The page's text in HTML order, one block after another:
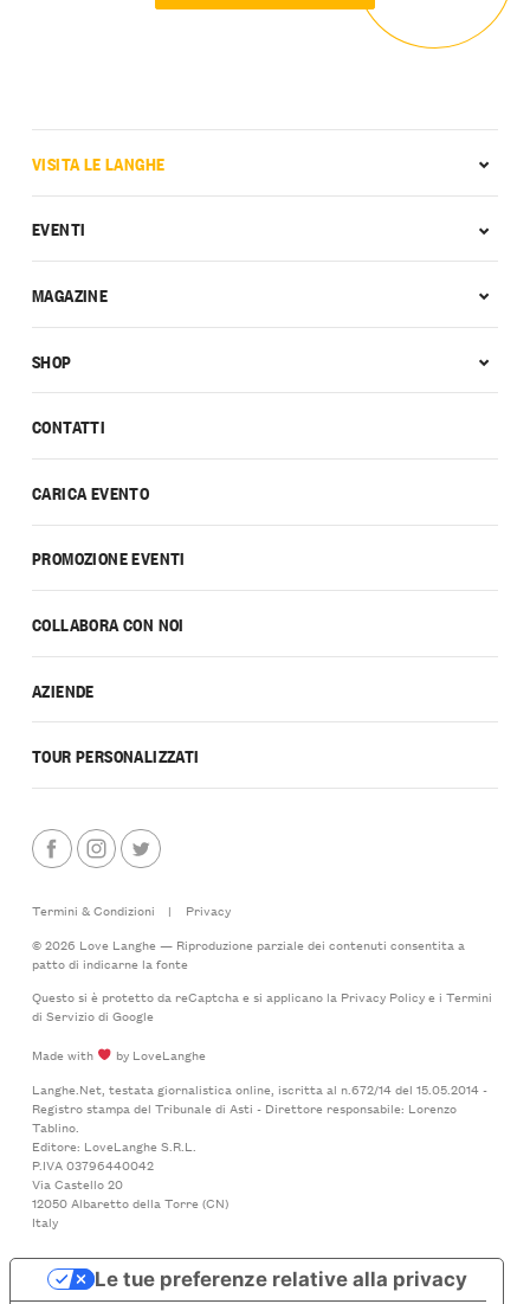
CONTATTI
CARICA EVENTO
PROMOZIONE EVENTI
COLLABORA CON NOI
AZIENDE
TOUR PERSONALIZZATI
VISITA LE LANGHE
EVENTI
MAGAZINE
SHOP
Termini & Condizioni |
Privacy
© 2026 Love Langhe — Riproduzione parziale dei contenuti consentita a
patto di indicarne la fonte
Questo si è protetto da reCaptcha e si applicano la Privacy Policye i Termini
di Serviziodi Google
Made with
by LoveLanghe
Langhe.Net, testata giornalistica online, iscritta al n.672/14 del 15.05.2014 -
Registro stampa del Tribunale di Asti - Direttore responsabile: Lorenzo
Tablino.
Editore: LoveLanghe S.R.L.
P.IVA 03796440042
Via Castello 20
12050 Albaretto della Torre (CN)
Italy
Le tue preferenze relative alla privacy